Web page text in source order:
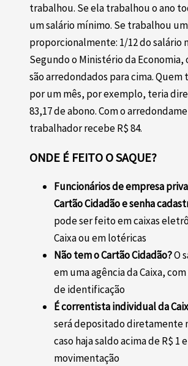
trabalhou. Se ela trabalhou o ano
um salário mínimo. Se trabalhou
proporcionalmente: 1/12 do salário
Segundo o Ministério da Economia,
são arredondados para cima. Quem
por um mês, por exemplo, teria
83,17 de abono. Com o
trabalhador recebe R$ 84.
ONDE É FEITO O SAQUE?
Funcionários de empresa
Cartão Cidadão e senha
pode ser feito em caixas
Caixa ou em lotéricas
Não tem o Cartão Cidadão?O
em uma agência da Caixa,
de identificação
É correntista individual da
será depositado diretamente
caso haja saldo acima de R$ 1 e
movimentação